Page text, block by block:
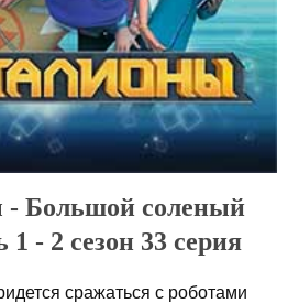
Большой соленый
1 - 2 сезон 33 серия
сражаться с роботами